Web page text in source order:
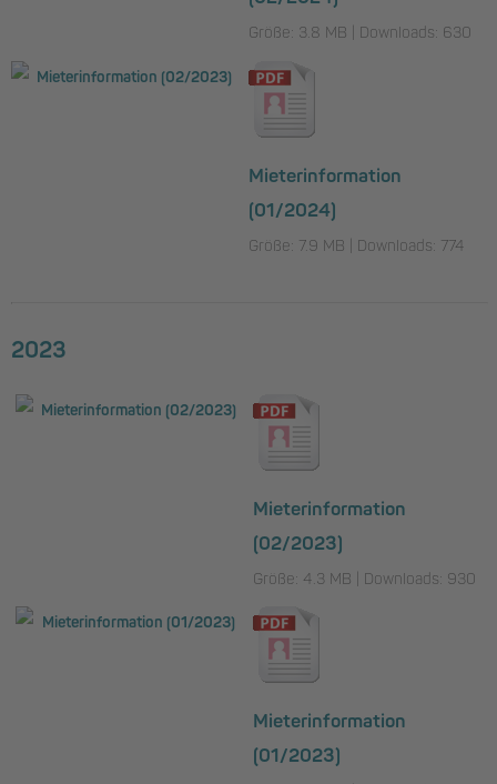
Größe: 3.8 MB | Downloads: 630
Mieterinformation
(01/2024)
Größe: 7.9 MB | Downloads: 774
2023
Mieterinformation
(02/2023)
Größe: 4.3 MB | Downloads: 930
Mieterinformation
(01/2023)